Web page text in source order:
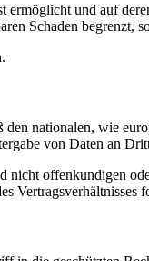
und auf
Schaden begrenzt,
nationalen, wie
von Daten an
offenkundigen
Vertragsverhältnisses